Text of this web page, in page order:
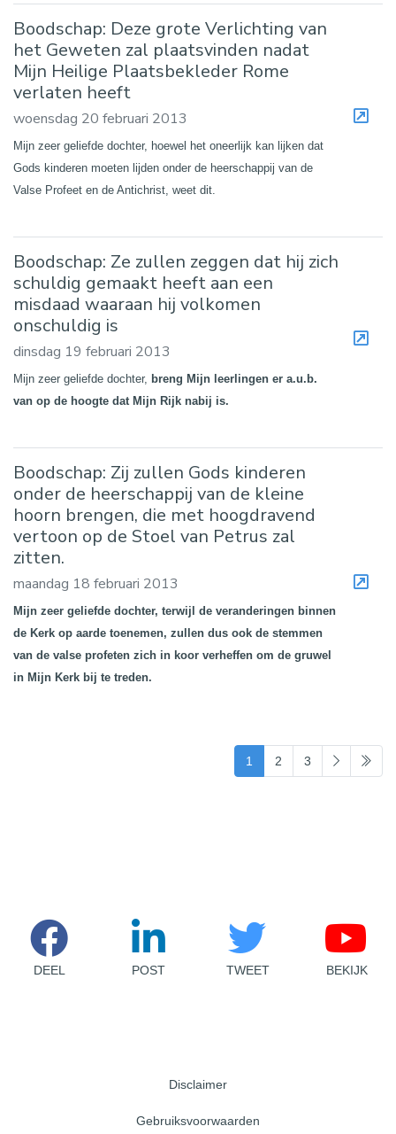
Boodschap: Deze grote Verlichting van
het Geweten zal plaatsvinden nadat
Mijn Heilige Plaatsbekleder Rome
verlaten heeft
woensdag 20 februari 2013
Mijn zeer geliefde dochter, hoewel het oneerlijk kan lijken dat
Gods kinderen moeten lijden onder de heerschappij van de
Valse Profeet en de Antichrist, weet dit.
Boodschap: Ze zullen zeggen dat hij zich
schuldig gemaakt heeft aan een
misdaad waaraan hij volkomen
onschuldig is
dinsdag 19 februari 2013
Mijn zeer geliefde dochter, breng Mijn leerlingen er a.u.b.
van op de hoogte dat Mijn Rijk nabij is.
Boodschap: Zij zullen Gods kinderen
onder de heerschappij van de kleine
hoorn brengen, die met hoogdravend
vertoon op de Stoel van Petrus zal
zitten.
maandag 18 februari 2013
Mijn zeer geliefde dochter, terwijl de veranderingen binnen
de Kerk op aarde toenemen, zullen dus ook de stemmen
van de valse profeten zich in koor verheffen om de gruwel
in Mijn Kerk bij te treden.
1 (current)
2 3
DEEL POST TWEET BEKIJK
Disclaimer
Gebruiksvoorwaarden